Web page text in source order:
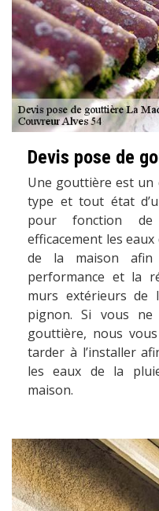
Devis pose de
Une gouttière est
type et tout état
pour fonction
efficacement les
de la maison
performance et la
murs extérieurs de
pignon. Si vous ne
gouttière, nous
tarder à l’installer
les eaux de la
maison.